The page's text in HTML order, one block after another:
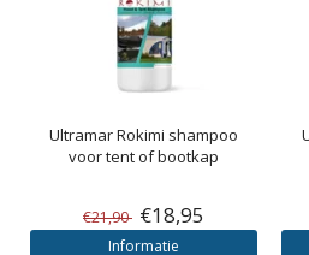
UltramarRokimi shampoo
voor tent of bootkap
€21,90 €18,95
Informatie